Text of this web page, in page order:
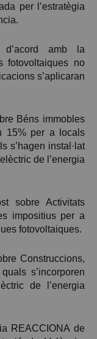
per l’estratègia
d’acord amb la
fotovoltaiques no
s’aplicaran
Béns immobles
15% per a locals
s’hagen instal·lat
de l’energia
sobre Activitats
impositius per a
fotovoltaiques.
Construccions,
s’incorporen
de l’energia
REACCIONA de